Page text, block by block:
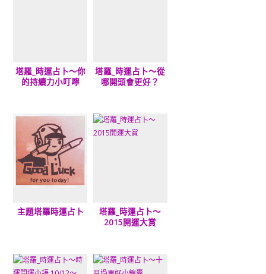
塔羅_時運占卜～你
的持續力小叮嚀
塔羅_時運占卜～從
哪開頭會更好？
主題塔羅時運占卜
塔羅_時運占卜～
2015開運大賞